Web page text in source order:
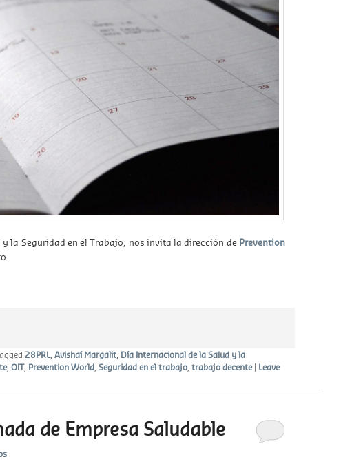
la Seguridad en el Trabajo, nos invita la dirección de Prevention
28PRL Avishaí Margalit Día Internacional de la Salud y la
, OIT, Prevention World Seguridad en el trabajo trabajo decente | Leave
de Empresa Saludable